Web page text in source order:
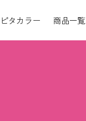
ピタカラー 商品一覧